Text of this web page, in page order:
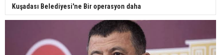
Kuşadası Belediyesi'ne Bir operasyon daha